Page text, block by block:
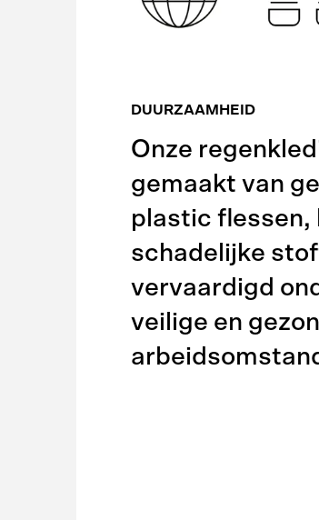
DUURZAAMHEID
Onze
gemaakt van
plastic flessen,
schadelijke
vervaardigd
veilige en